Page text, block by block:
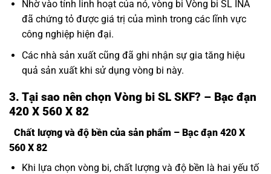
Nhờ vào tính linh hoạt của nó, vòng bi Vòng bi SL INA
đã chứng tỏ được giá trị của mình trong các lĩnh vực
công nghiệp hiện đại.
Các nhà sản xuất cũng đã ghi nhận sự gia tăng hiệu
quả sản xuất khi sử dụng vòng bi này.
3. Tại sao nên chọn Vòng bi SL SKF? – Bạc đạn
420 X 560 X 82
Chất lượng và độ bền của sản phẩm – Bạc đạn 420 X
560 X 82
Khi lựa chọn vòng bi, chất lượng và độ bền là hai yếu tố